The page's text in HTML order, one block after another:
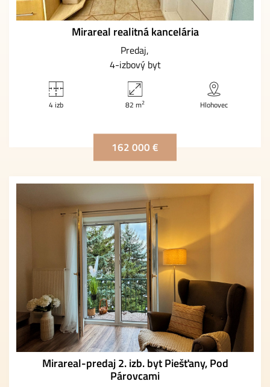
Mirareal realitná kancelária
Predaj
4-izbový byt
4 izb 82 m2 Hlohovec
162 000 €
Mirareal-predaj 2. izb. byt Piešťany, Pod
Párovcami